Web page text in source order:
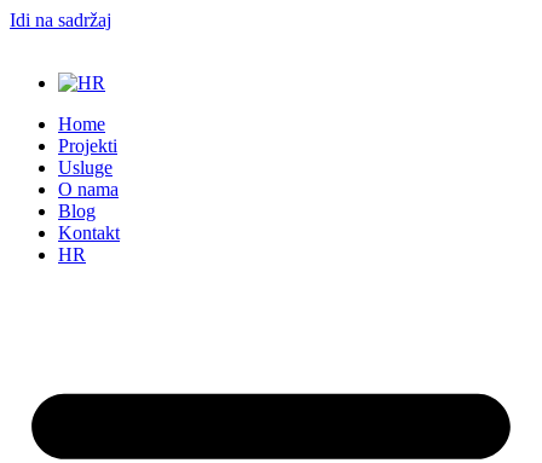
Idi na sadržaj
Home
Projekti
Usluge
O nama
Blog
Kontakt
HR